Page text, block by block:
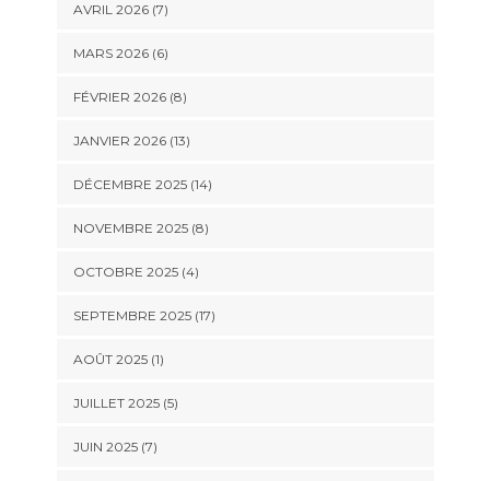
AVRIL 2026 (7)
MARS 2026 (6)
FÉVRIER 2026 (8)
JANVIER 2026 (13)
DÉCEMBRE 2025 (14)
NOVEMBRE 2025 (8)
OCTOBRE 2025 (4)
SEPTEMBRE 2025 (17)
AOÛT 2025 (1)
JUILLET 2025 (5)
JUIN 2025 (7)